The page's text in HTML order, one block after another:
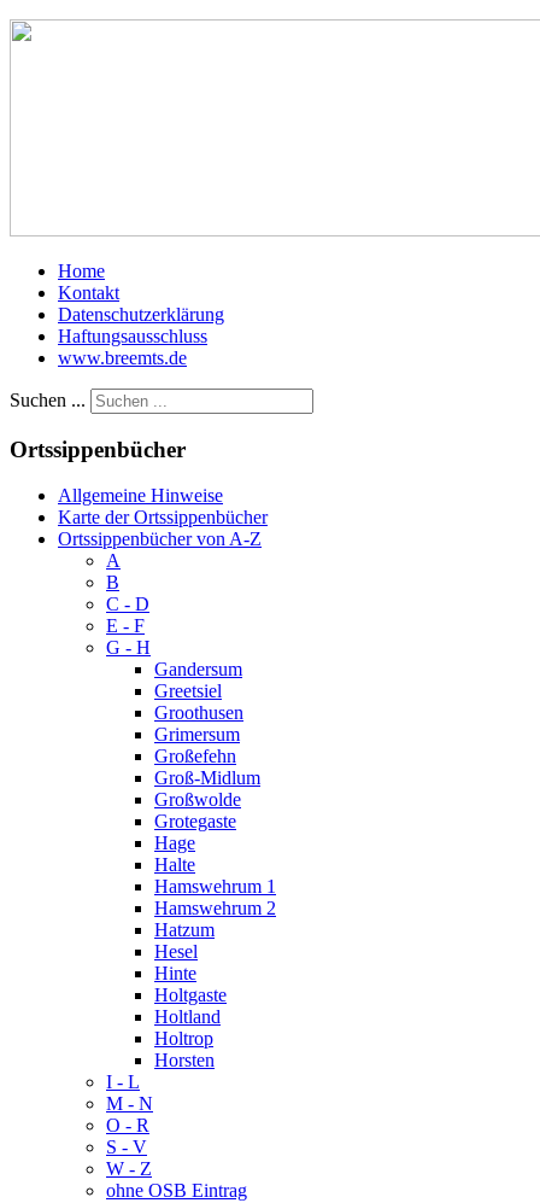
Home
Kontakt
Datenschutzerklärung
Haftungsausschluss
www.breemts.de
Suchen ...
Ortssippenbücher
Allgemeine Hinweise
Karte der Ortssippenbücher
Ortssippenbücher von A-Z
A
B
C - D
E - F
G - H
Gandersum
Greetsiel
Groothusen
Grimersum
Großefehn
Groß-Midlum
Großwolde
Grotegaste
Hage
Halte
Hamswehrum 1
Hamswehrum 2
Hatzum
Hesel
Hinte
Holtgaste
Holtland
Holtrop
Horsten
I - L
M - N
O - R
S - V
W - Z
ohne OSB Eintrag